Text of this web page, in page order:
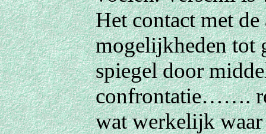
Het contact met
mogelijkheden
spiegel door
confrontatie…….
wat werkelijk